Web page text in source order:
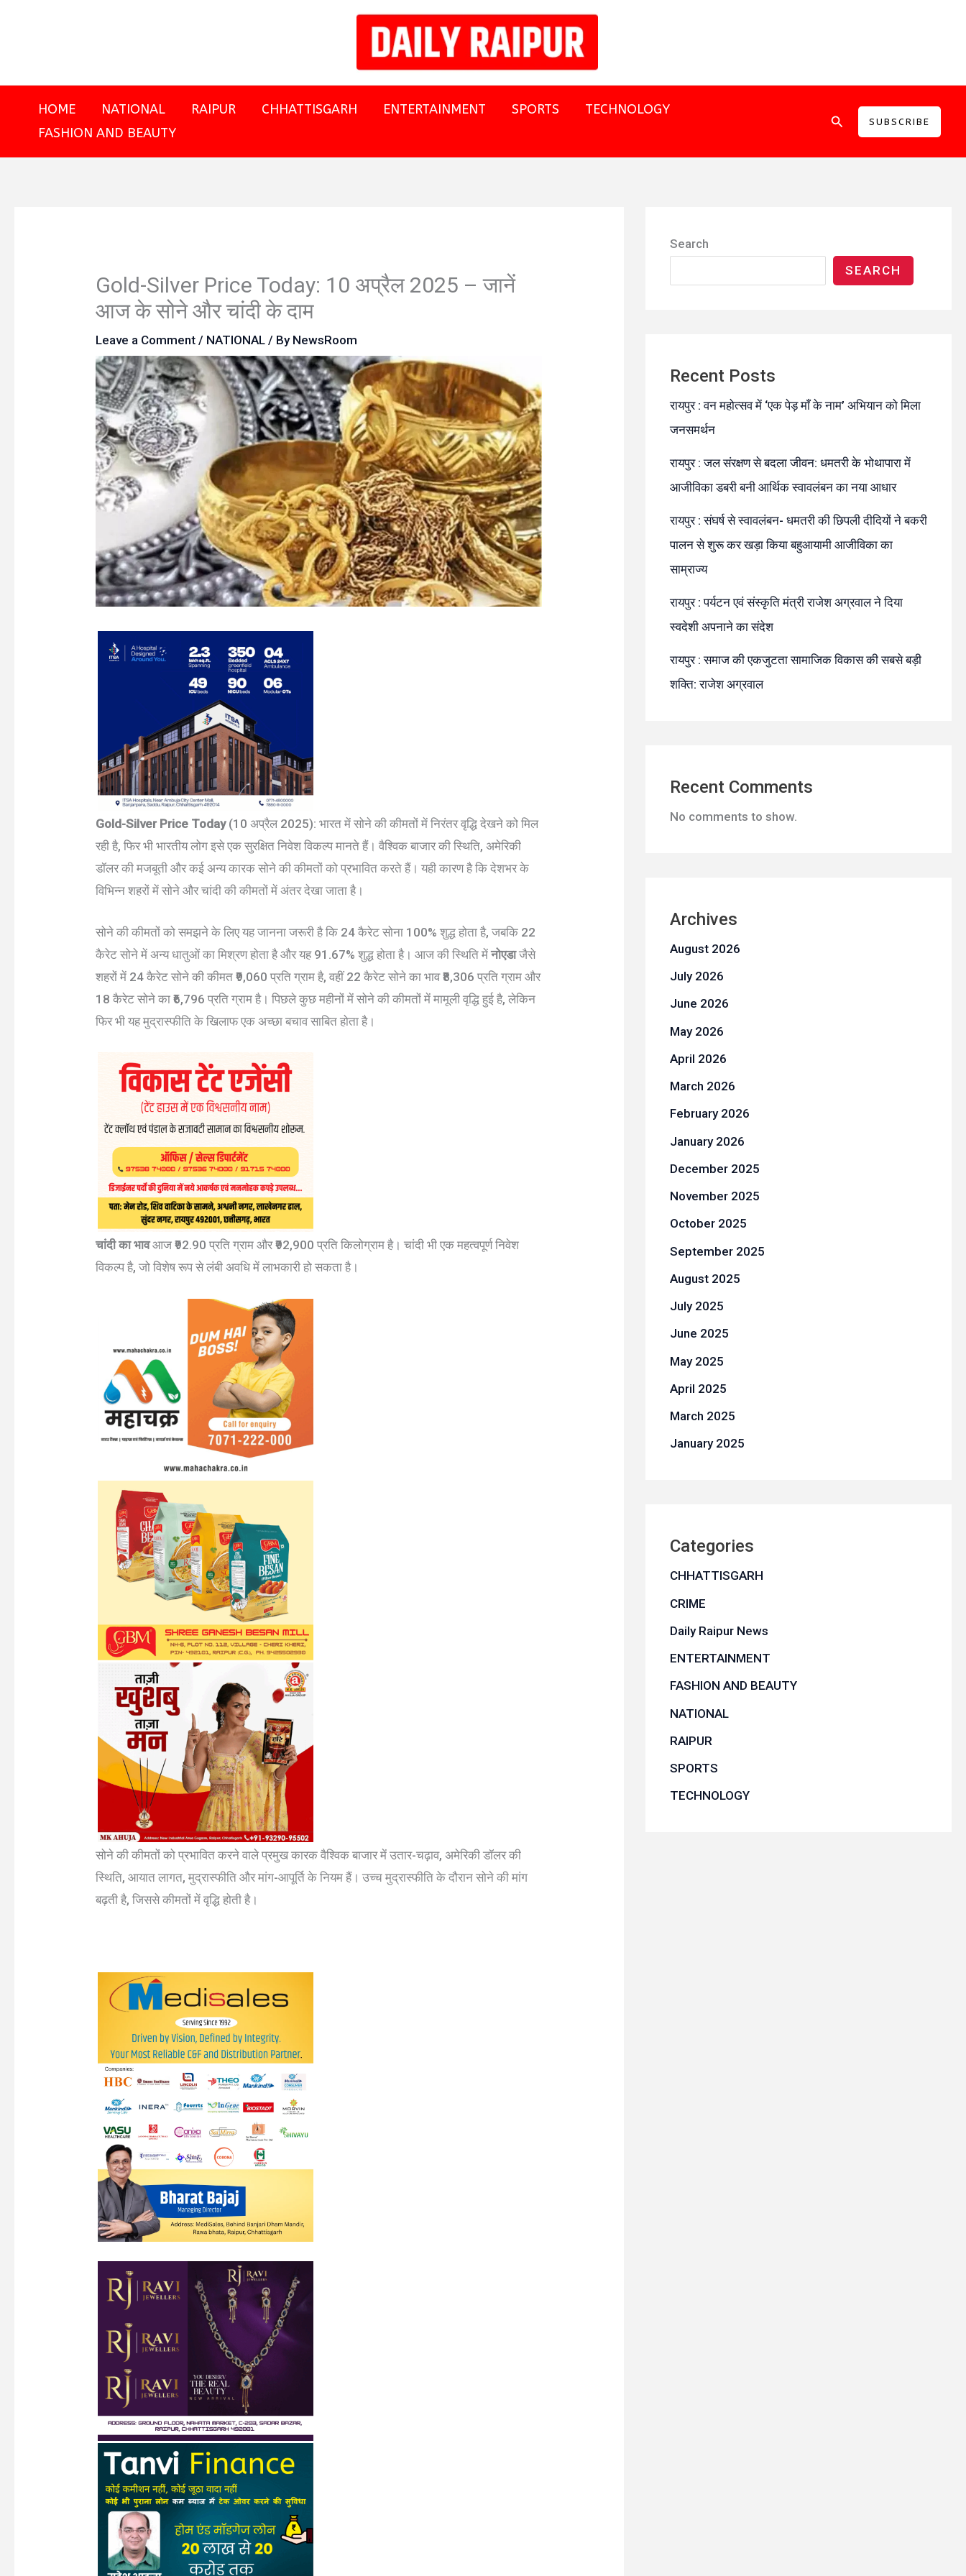
HOME NATIONAL RAIPUR CHHATTISGARH ENTERTAINMENT SPORTS
TECHNOLOGY
FASHION AND BEAUTY
SearchSUBSCRIBE
Gold-Silver Price Today: 10 अप्रैल 2025 – जानें
आज के सोने और चांदी के दाम
Leave a Comment / NATIONAL / By NewsRoom
Gold-Silver Price Today(10 अप्रैल 2025): भारत में सोने की कीमतों में निरंतर वृद्धि देखने को मिल
रही है, फिर भी भारतीय लोग इसे एक सुरक्षित निवेश विकल्प मानते हैं। वैश्विक बाजार की स्थिति, अमेरिकी
डॉलर की मजबूती और कई अन्य कारक सोने की कीमतों को प्रभावित करते हैं। यही कारण है कि देशभर के
विभिन्न शहरों में सोने और चांदी की कीमतों में अंतर देखा जाता है।
सोने की कीमतों को समझने के लिए यह जानना जरूरी है कि 24 कैरेट सोना 100% शुद्ध होता है, जबकि 22
कैरेट सोने में अन्य धातुओं का मिश्रण होता है और यह 91.67% शुद्ध होता है। आज की स्थिति मेंनोएडाजैसे
शहरों में 24 कैरेट सोने की कीमत ₹9,060 प्रति ग्राम है, वहीं 22 कैरेट सोने का भाव ₹8,306 प्रति ग्राम और
18 कैरेट सोने का ₹6,796 प्रति ग्राम है। पिछले कुछ महीनों में सोने की कीमतों में मामूली वृद्धि हुई है, लेकिन
फिर भी यह मुद्रास्फीति के खिलाफ एक अच्छा बचाव साबित होता है।
चांदी का भावआज ₹92.90 प्रति ग्राम और ₹92,900 प्रति किलोग्राम है। चांदी भी एक महत्वपूर्ण निवेश
विकल्प है, जो विशेष रूप से लंबी अवधि में लाभकारी हो सकता है।
सोने की कीमतों को प्रभावित करने वाले प्रमुख कारक वैश्विक बाजार में उतार-चढ़ाव, अमेरिकी डॉलर की
स्थिति, आयात लागत, मुद्रास्फीति और मांग-आपूर्ति के नियम हैं। उच्च मुद्रास्फीति के दौरान सोने की मांग
बढ़ती है, जिससे कीमतों में वृद्धि होती है।
Search
SEARCH
Recent Posts
रायपुर : वन महोत्सव में ‘एक पेड़ माँ के नाम’ अभियान को मिला
जनसमर्थन
रायपुर : जल संरक्षण से बदला जीवन: धमतरी के भोथापारा में
आजीविका डबरी बनी आर्थिक स्वावलंबन का नया आधार
रायपुर : संघर्ष से स्वावलंबन- धमतरी की छिपली दीदियों ने बकरी
पालन से शुरू कर खड़ा किया बहुआयामी आजीविका का
साम्राज्य
रायपुर : पर्यटन एवं संस्कृति मंत्री राजेश अग्रवाल ने दिया
स्वदेशी अपनाने का संदेश
रायपुर : समाज की एकजुटता सामाजिक विकास की सबसे बड़ी
शक्ति: राजेश अग्रवाल
Recent Comments
No comments to show.
Archives
August 2026
July 2026
June 2026
May 2026
April 2026
March 2026
February 2026
January 2026
December 2025
November 2025
October 2025
September 2025
August 2025
July 2025
June 2025
May 2025
April 2025
March 2025
January 2025
Categories
CHHATTISGARH
CRIME
Daily Raipur News
ENTERTAINMENT
FASHION AND BEAUTY
NATIONAL
RAIPUR
SPORTS
TECHNOLOGY